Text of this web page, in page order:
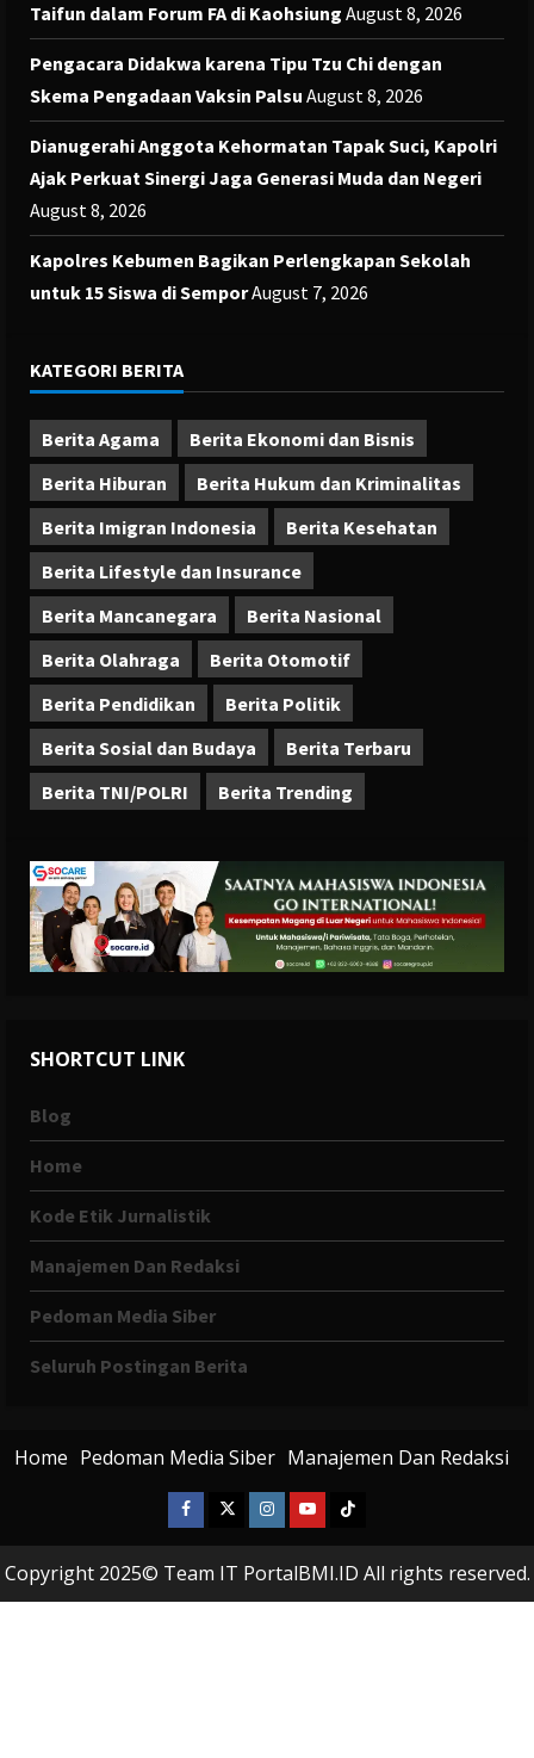
Taifun dalam Forum FA di Kaohsiung August 8, 2026
Pengacara Didakwa karena Tipu Tzu Chi dengan
Skema Pengadaan Vaksin Palsu August 8, 2026
Dianugerahi Anggota Kehormatan Tapak Suci, Kapolri
Ajak Perkuat Sinergi Jaga Generasi Muda dan Negeri
August 8, 2026
Kapolres Kebumen Bagikan Perlengkapan Sekolah
untuk 15 Siswa di SemporAugust 7, 2026
KATEGORI BERITA
Berita Agama
Berita Ekonomi dan Bisnis
Berita Hiburan
Berita Hukum dan Kriminalitas
Berita Imigran Indonesia
Berita Kesehatan
Berita Lifestyle dan Insurance
Berita Mancanegara
Berita Nasional
Berita Olahraga
Berita Otomotif
Berita Pendidikan
Berita Politik
Berita Sosial dan Budaya
Berita Terbaru
Berita TNI/POLRI
Berita Trending
SHORTCUT LINK
Blog
Home
Kode Etik Jurnalistik
Manajemen Dan Redaksi
Pedoman Media Siber
Seluruh Postingan Berita
Home Pedoman Media Siber Manajemen Dan Redaksi
Facebook
X
Instagram
YoutubeTiktok
Copyright 2025© Team IT PortalBMI.ID All rights reserved.